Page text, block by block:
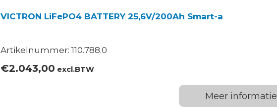
VICTRON LiFePO4 BATTERY 25,6V/200Ah Smart-a
Artikelnummer: 110.788.0
€2.043,00 excl.BTW
Meer informatie